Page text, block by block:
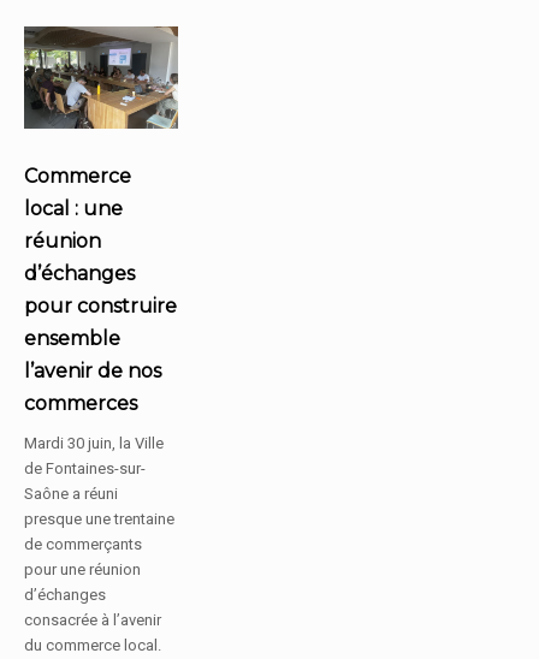
Commerce
local : une
réunion
d’échanges
pour construire
ensemble
l’avenir de nos
commerces
Mardi 30 juin, la Ville
de Fontaines-sur-
Saône a réuni
presque une trentaine
de commerçants
pour une réunion
d’échanges
consacrée à l’avenir
du commerce local.